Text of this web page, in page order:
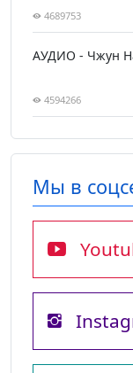
4689753
АУДИО - Чжун
4594266
Мы в